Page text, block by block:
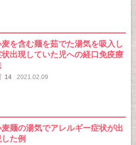
を含む麺を茹でた湯気を吸入し
出現していた児への経口免疫療
14 2021.02.09
麺の湯気でアレルギー症状が出
た例